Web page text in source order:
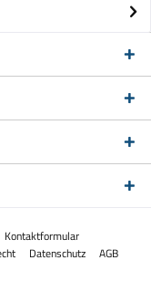
Kontaktformular
Datenschutz
AGB